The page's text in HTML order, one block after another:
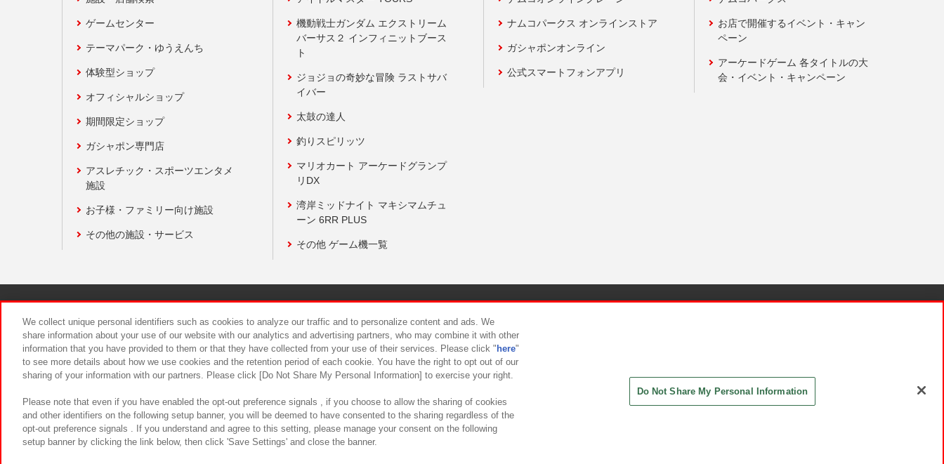
ゲームセンター
テーマパーク・ゆうえんち
体験型ショップ
オフィシャルショップ
期間限定ショップ
ガシャポン専門店
アスレチック・スポーツエンタメ
施設
お子様・ファミリー向け施設
その他の施設・サービス
機動戦士ガンダム エクストリーム
バーサス２ インフィニットブース
ト
ジョジョの奇妙な冒険 ラストサバ
イバー
太鼓の達人
釣りスピリッツ
マリオカート アーケードグランプ
リDX
湾岸ミッドナイト マキシマムチュ
ーン 6RR PLUS
その他 ゲーム機一覧
ナムコパークス オンラインストア
ガシャポンオンライン
公式スマートフォンアプリ
お店で開催するイベント・キャン
ペーン
アーケードゲーム 各タイトルの大
会・イベント・キャンペーン
食品のご提供について カスタマーハラスメント対応方針
We collect unique personal identifiers such as cookies to analyze our traffic and to personalize content and ads. We
share information about your use of our website with our analytics and advertising partners, who may combine it with other
information that you have provided to them or that they have collected from your use of their services. Please click " here"
to see more details about how we use cookies and the retention period of each cookie. You have the right to opt out of our
sharing of your information with our partners. Please click [Do Not Share My Personal Information] to exercise your right.
Please note that even if you have enabled the opt-out preference signals , if you choose to allow the sharing of cookies
and other identifiers on the following setup banner, you will be deemed to have consented to the sharing regardless of the
opt-out preference signals . If you understand and agree to this setting, please manage your consent on the following
setup banner by clicking the link below, then click 'Save Settings' and close the banner.
Do Not Share My Personal Information